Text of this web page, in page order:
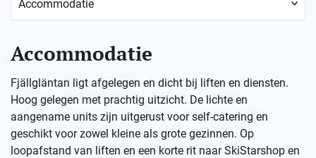
Accommodatie
Fjällgläntan ligt afgelegen en dicht bij liften en diensten.
Hoog gelegen met prachtig uitzicht. De lichte en
aangename units zijn uitgerust voor self-catering en
geschikt voor zowel kleine als grote gezinnen. Op
loopafstand van liften en een korte rit naar SkiStarshop en